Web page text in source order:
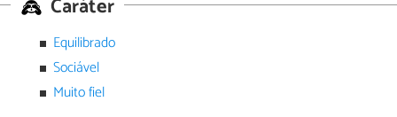
Caráter
Equilibrado
Sociável
Muito fiel